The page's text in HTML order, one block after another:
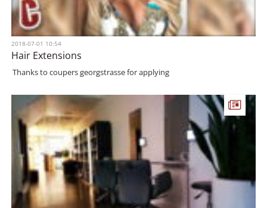
2018-07-01 10:54
Hair Extensions
Thanks to coupers georgstrasse for applying